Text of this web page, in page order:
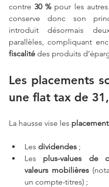
contre 30 % pour les
conserve donc son
introduit désormais
fiscalité des produits
Les placements
une flat tax de
La hausse vise les
Les dividendes ;
Les plus-values de
valeurs mobilières
un compte-titres) ;